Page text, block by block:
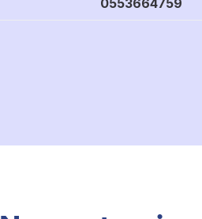
0553664759